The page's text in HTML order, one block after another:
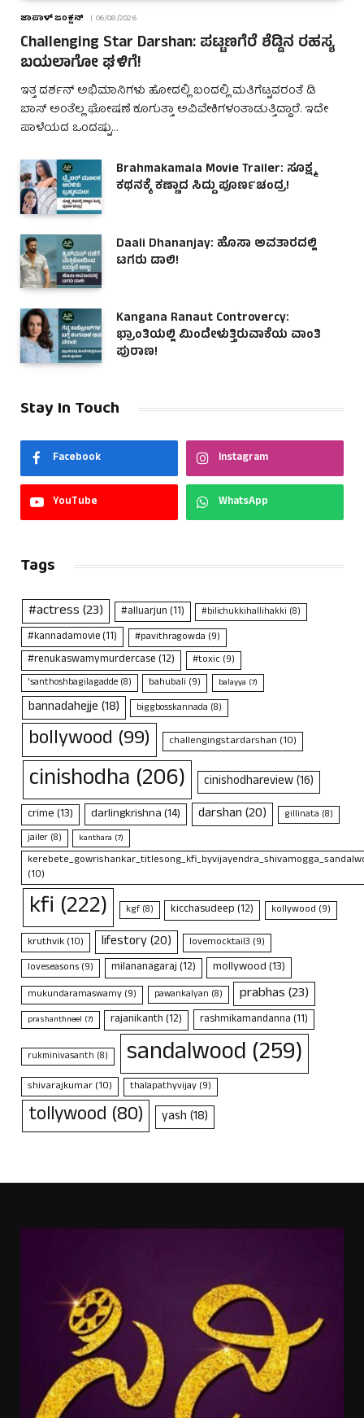
ಜಾಪಾಳ್ ಜಂಕ್ಷನ್ 06/08/2026
Challenging Star Darshan: ಪಟ್ಟಣಗೆರೆ ಶೆಡ್ಡಿನ ರಹಸ್ಯ
ಬಯಲಾಗೋ ಘಳಿಗೆ!
ಇತ್ತ ದರ್ಶನ್ ಅಭಿಮಾನಿಗಳು ಹೋದಲ್ಲಿ ಬಂದಲ್ಲಿ ಮತಿಗೆಟ್ಟವರಂತೆ ಡಿ
ಬಾಸ್ ಅಂತೆಲ್ಲ ಘೋಷಣೆ ಕೂಗುತ್ತಾ ಅವಿವೇಕಿಗಳಂತಾಡುತ್ತಿದ್ದಾರೆ. ಇದೇ
ಪಾಳೆಯದ ಒಂದಷ್ಟು…
Brahmakamala Movie Trailer: ಸೂಕ್ಷ್ಮ
ಕಥನಕ್ಕೆ ಕಣ್ಣಾದ ಸಿದ್ದು ಪೂರ್ಣಚಂದ್ರ!
Daali Dhananjay: ಹೊಸಾ ಅವತಾರದಲ್ಲಿ
ಟಗರು ಡಾಲಿ!
Kangana Ranaut Controvercy:
ಭ್ರಾಂತಿಯಲ್ಲಿ ಮಿಂದೇಳುತ್ತಿರುವಾಕೆಯ ವಾಂತಿ
ಪುರಾಣ!
Stay In Touch
Facebook Instagram
YouTube WhatsApp
Tags
#actress(23) #alluarjun(11) #bilichukkihallihakki (8)
#kannadamovie(11) #pavithragowda (9)
#renukaswamymurdercase(12) #toxic(9)
'santhoshbagilagadde (8) bahubali (9) balayya (7)
bannadahejje(18) biggbosskannada (8)
bollywood (99) challengingstardarshan (10)
cinishodha (206) cinishodhareview(16)
crime(13) darlingkrishna(14) darshan(20) gillinata (8)
jailer (8) kanthara (7)
(10)
kfi (222) kgf(8) kicchasudeep(12) kollywood (9)
kruthvik(10) lifestory(20) lovemocktail3 (9)
loveseasons (9) milananagaraj(12) mollywood(13)
mukundaramaswamy (9) pawankalyan (8) prabhas(23)
prashanthneel (7) rajanikanth(12) rashmikamandanna(11)
rukminivasanth (8) sandalwood (259)
shivarajkumar(10) thalapathyvijay(9)
tollywood (80) yash(18)